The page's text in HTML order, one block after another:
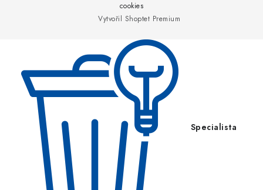
Vytvořil Shoptet Premium
cookies
Specialista